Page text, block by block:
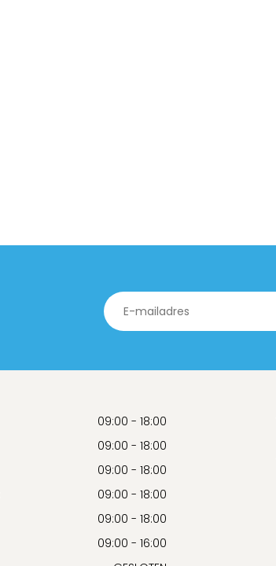
09:00 - 18:00
09:00 - 18:00
09:00 - 18:00
09:00 - 18:00
09:00 - 18:00
09:00 - 16:00